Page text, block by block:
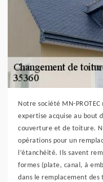
Notre société MN-
expertise acquise au bout
couverture et de toiture.
opérations pour un
l’étanchéité. Ils savent
formes (plate, canal, à
dans le remplacement des